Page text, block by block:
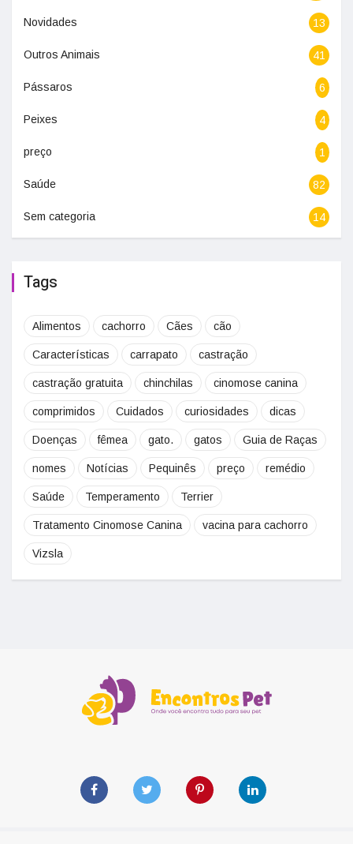
Novidades 13
Outros Animais 41
Pássaros 6
Peixes 4
preço 1
Saúde 82
Sem categoria 14
Tags
Alimentos cachorro Cães cão
Características carrapato castração
castração gratuita chinchilas cinomose canina
comprimidos Cuidados curiosidades dicas
Doenças fêmea gato. gatos Guia de Raças
nomes Notícias Pequinês preço remédio
Saúde Temperamento Terrier
Tratamento Cinomose Canina vacina para cachorro
Vizsla